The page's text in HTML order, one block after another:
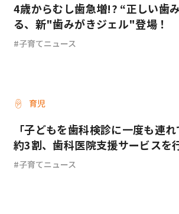
4歳からむし歯急増!? “正しい歯
る、新"歯みがきジェル"登場！
子育てニュース
育児
「子どもを歯科検診に一度も連
約3割、歯科医院支援サービスを
子育てニュース